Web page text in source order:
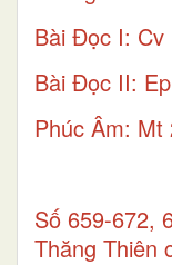
Bài Ðọc I: Cv
Bài Ðọc II:
Phúc Âm: Mt
Số 659-672,
Thăng Thiên